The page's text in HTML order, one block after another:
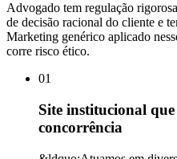
Advogado tem regulação
de decisão racional do cliente e
Marketing genérico aplicado
corre risco ético.
01
Site institucional
concorrência